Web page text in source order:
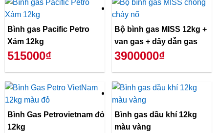
Bình gas Pacific Petro
Xám 12kg
515000₫
Bộ bình gas MISS 12kg +
van gas + dây dẫn gas
3900000₫
Bình Gas Petrovietnam đỏ
12kg
Bình gas dầu khí 12kg
màu vàng